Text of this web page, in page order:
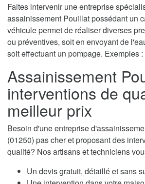
Faites intervenir une entreprise
assainissement Pouillat possédant un
véhicule permet de réaliser diverses
ou préventives, soit en envoyant de
soit effectuant un pompage. Exemples :
Assainissement
interventions de
meilleur prix
Besoin d'une entreprise
(01250) pas cher et proposant des
qualité? Nos artisans et techniciens
Un devis gratuit, détaillé et sans